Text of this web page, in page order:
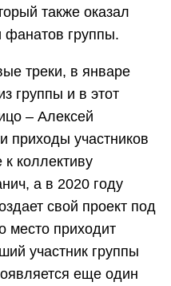
также оказал
фанатов группы.
треки, в январе
группы и в этот
– Алексей
приходы участников
к коллективу
а в 2020 году
свой проект под
место приходит
участник группы
еще один